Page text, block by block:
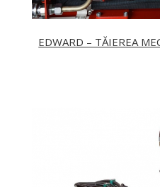
EDWARD – TĂIEREA